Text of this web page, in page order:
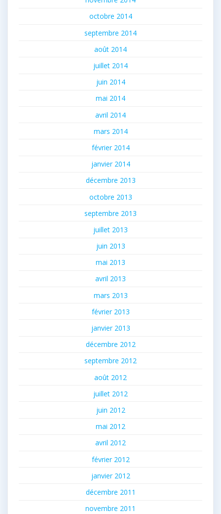
octobre 2014
septembre 2014
août 2014
juillet 2014
juin 2014
mai 2014
avril 2014
mars 2014
février 2014
janvier 2014
décembre 2013
octobre 2013
septembre 2013
juillet 2013
juin 2013
mai 2013
avril 2013
mars 2013
février 2013
janvier 2013
décembre 2012
septembre 2012
août 2012
juillet 2012
juin 2012
mai 2012
avril 2012
février 2012
janvier 2012
décembre 2011
novembre 2011